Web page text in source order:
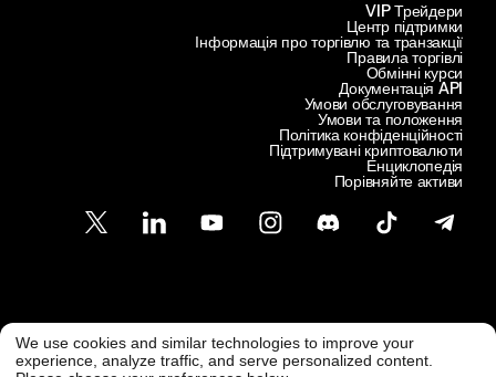
Центр підтримки
Інформація про торгівлю та транзакції
VIP Трейдери
Правила торгівлі
Обмінні курси
Документація API
Умови обслуговування
Умови та положення
Політика конфіденційності
Підтримувані криптовалюти
Енциклопедія
Порівняйте активи
Підтримка клієнтів
support@freedx.com @ Freedx 2026
We use cookies and similar technologies to improve your
experience, analyze traffic, and serve personalized content.